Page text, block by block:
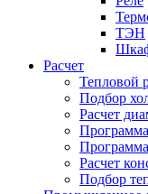
ТЭН
Расчет
Тепловой
Подбор
Расчет
Программа
Расчет
Подбор